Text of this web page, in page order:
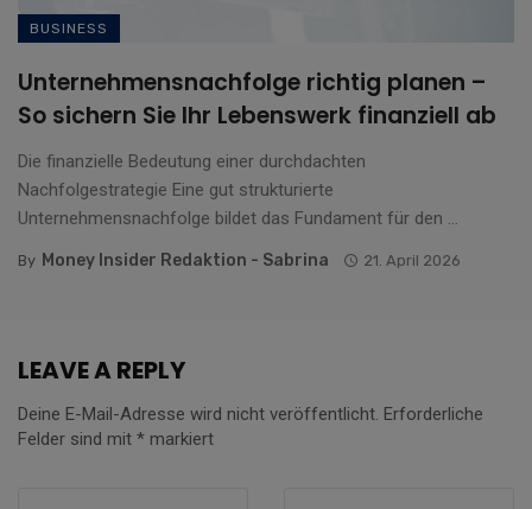
BUSINESS
Unternehmensnachfolge richtig planen –
So sichern Sie Ihr Lebenswerk finanziell ab
Die finanzielle Bedeutung einer durchdachten
Nachfolgestrategie Eine gut strukturierte
Unternehmensnachfolge bildet das Fundament für den ...
By Money Insider Redaktion - Sabrina 21. April 2026
LEAVE A REPLY
Deine E-Mail-Adresse wird nicht veröffentlicht. Erforderliche
Felder sind mit * markiert